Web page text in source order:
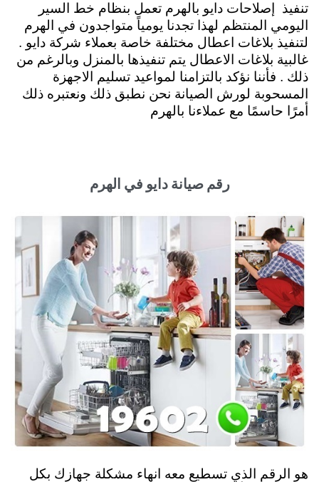
تنفيذ إصلاحات دايو بالهرم تعمل بنظام خط السير
اليومي المنتظم لهذا تجدنا يومياً متواجدون في الهرم
لتنفيذ بلاغات اعطال مختلفة خاصة بعملاء شركة دايو .
غالبية بلاغات الاعطال يتم تنفيذها بالمنزل وبالرغم من
ذلك . فأننا نؤكد بالتزامنا لمواعيد تسليم الاجهزة
المسحوبة لورش الصيانة نحن نطبق ذلك ونعتبره ذلك
أمرًا حاسمًا مع عملاءنا بالهرم
رقم صيانة دايو في الهرم
هو الرقم الذي تسطيع معه انهاء مشكلة جهازك بكل